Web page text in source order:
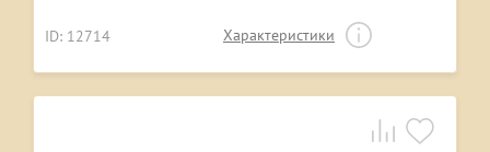
ID: 12714 Характеристики